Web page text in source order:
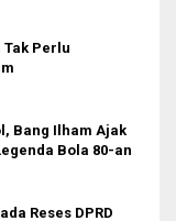
Perlu
Bang Ilham Ajak
Bola 80-an
Reses DPRD